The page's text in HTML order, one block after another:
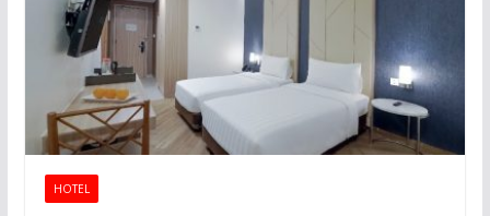
HOTEL